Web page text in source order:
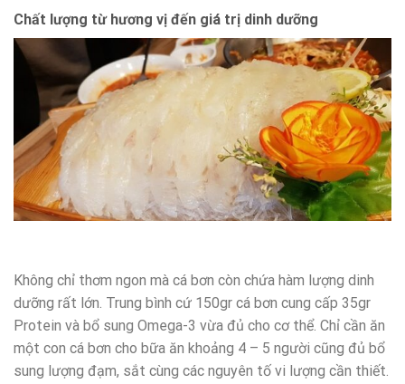
Chất lượng từ hương vị đến giá trị dinh dưỡng
Không chỉ thơm ngon mà cá bơn còn chứa hàm lượng dinh
dưỡng rất lớn. Trung bình cứ 150gr cá bơn cung cấp 35gr
Protein và bổ sung Omega-3 vừa đủ cho cơ thể. Chỉ cần ăn
một con cá bơn cho bữa ăn khoảng 4 – 5 người cũng đủ bổ
sung lượng đạm, sắt cùng các nguyên tố vi lượng cần thiết.